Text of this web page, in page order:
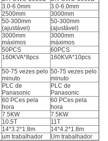
3.0-6.0mm
3.0-6.0mm
2500mm
3000mm
50-300mm
(ajustável)
50-300mm
(ajustável)
3000mm
máximos
3000mm
máximos
50PCS
60PCS
160KVA*8pcs 160KVA*10pcs
50-75 vezes pelo
minuto
50-75 vezes pelo
minuto
PLC de
Panasonic
PLC de
Panasonic
60 PCes pela
hora
60 PCes pela
hora
7.5KW
7.5KW
10.5T
11T
14*3.2*1.8m
14*4.2*1.8m
um trabalhador Um trabalhador